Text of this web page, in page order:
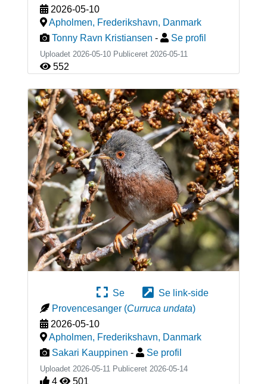
2026-05-10
Apholmen, Frederikshavn, Danmark
Tonny Ravn Kristiansen - Se profil
Uploadet 2026-05-10 Publiceret 2026-05-11
552
Se
Se link-side
Provencesanger (Curruca undata)
2026-05-10
Apholmen, Frederikshavn, Danmark
Sakari Kauppinen - Se profil
Uploadet 2026-05-11 Publiceret 2026-05-14
4 501